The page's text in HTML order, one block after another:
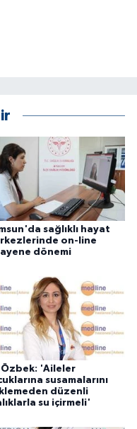
sağlıklı hayat
on-line
dönemi
Özbek: 'Aileler
susamalarını
düzenli
su içirmeli'